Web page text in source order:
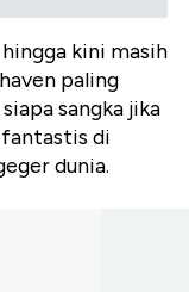
kini masih
paling
sangka jika
di
dunia.